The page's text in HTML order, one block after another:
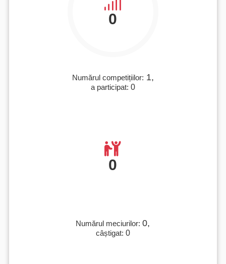
0
Numărul competițiilor: 1,
a participat: 0
0
Numărul meciurilor:0,
câștigat: 0